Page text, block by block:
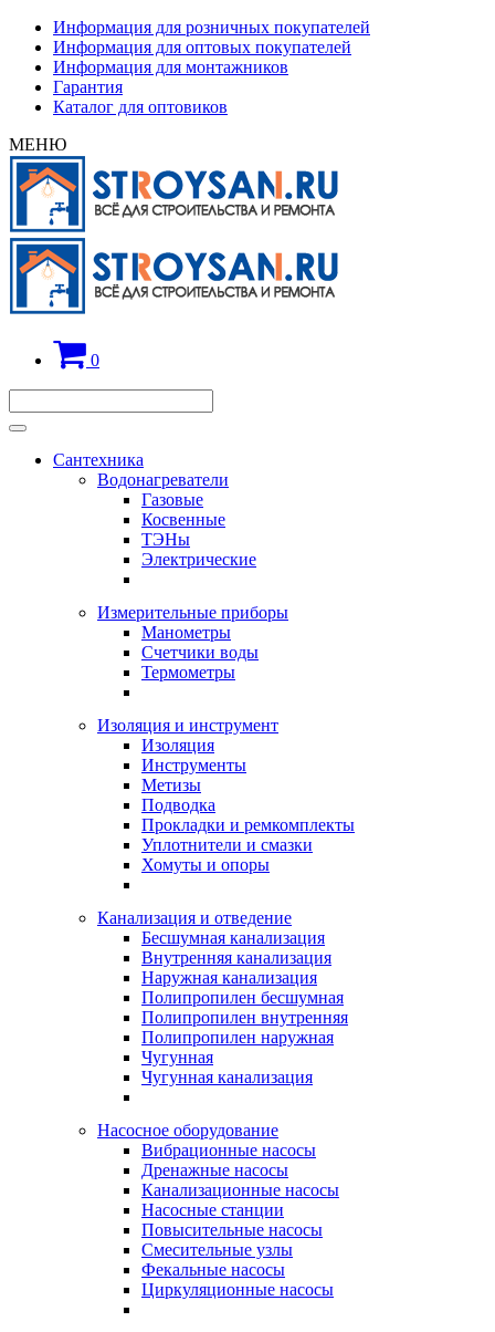
Информация для розничных покупателей
Информация для оптовых покупателей
Информация для монтажников
Гарантия
Каталог для оптовиков
МЕНЮ
0
Сантехника
Водонагреватели
Газовые
Косвенные
ТЭНы
Электрические
Измерительные приборы
Манометры
Счетчики воды
Термометры
Изоляция и инструмент
Изоляция
Инструменты
Метизы
Подводка
Прокладки и ремкомплекты
Уплотнители и смазки
Хомуты и опоры
Канализация и отведение
Бесшумная канализация
Внутренняя канализация
Наружная канализация
Полипропилен бесшумная
Полипропилен внутренняя
Полипропилен наружная
Чугунная
Чугунная канализация
Насосное оборудование
Вибрационные насосы
Дренажные насосы
Канализационные насосы
Насосные станции
Повысительные насосы
Смесительные узлы
Фекальные насосы
Циркуляционные насосы